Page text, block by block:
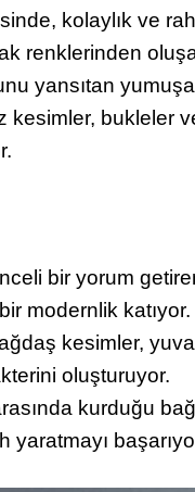
kolaylık ve
renklerinden
yansıtan
kesimler, bukleler
bir yorum
modernlik
kesimler,
oluşturuyor.
kurduğu